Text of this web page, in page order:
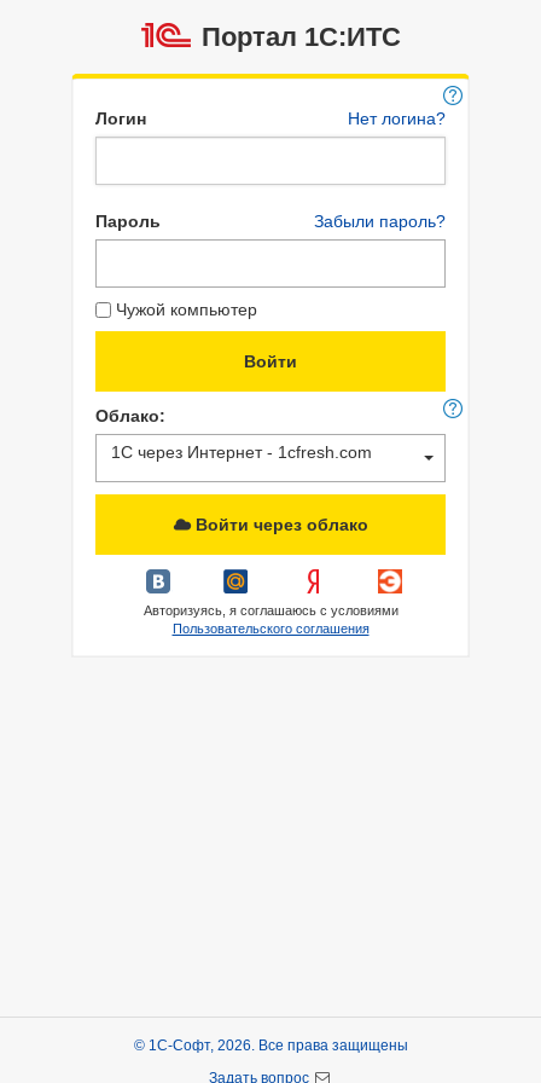
Портал 1C:ИТС
Логин Нет логина?
Пароль Забыли пароль?
Чужой компьютер
Облако:
1С через Интернет - 1cfresh.com
Войти через облако
Авторизуясь, я соглашаюсь с условиями
Пользовательского соглашения
© 1С-Софт, 2026. Все права защищены
Задать вопрос